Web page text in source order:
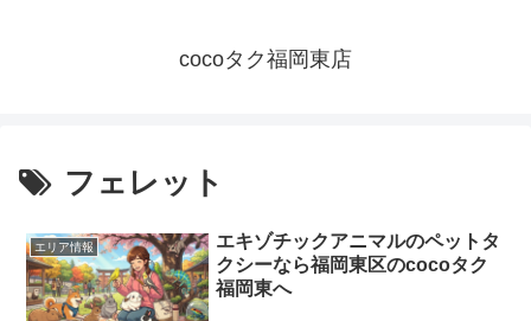
cocoタク福岡東店
フェレット
エリア情報
エキゾチックアニマルのペットタ
クシーなら福岡東区のcocoタク
福岡東へ